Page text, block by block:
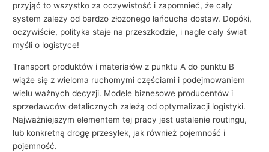
przyjąć to wszystko za oczywistość i zapomnieć, że cały
system zależy od bardzo złożonego łańcucha dostaw. Dopóki,
oczywiście, polityka staje na przeszkodzie, i nagle cały świat
myśli o logistyce!
Transport produktów i materiałów z punktu A do punktu B
wiąże się z wieloma ruchomymi częściami i podejmowaniem
wielu ważnych decyzji. Modele biznesowe producentów i
sprzedawców detalicznych zależą od optymalizacji logistyki.
Najważniejszym elementem tej pracy jest ustalenie routingu,
lub konkretną drogę przesyłek, jak również pojemność i
pojemność.